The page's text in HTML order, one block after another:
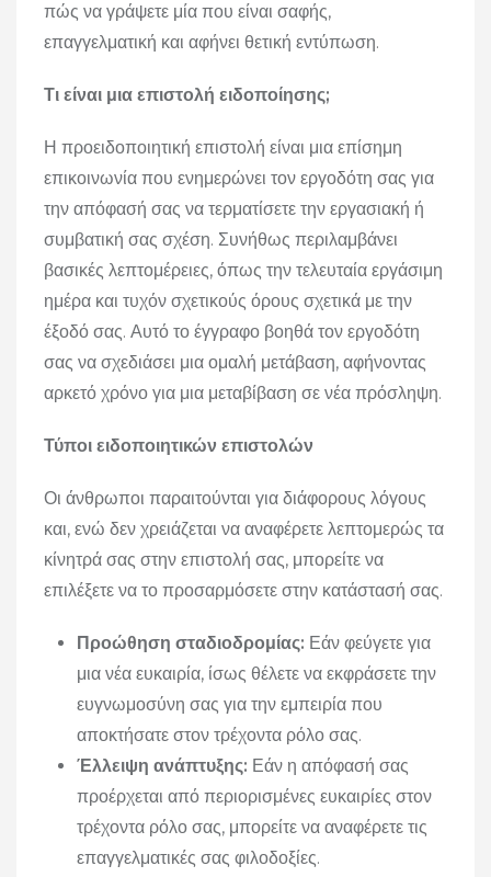
πώς να γράψετε μία που είναι σαφής,
επαγγελματική και αφήνει θετική εντύπωση.
Τι είναι μια επιστολή ειδοποίησης;
Η προειδοποιητική επιστολή είναι μια επίσημη
επικοινωνία που ενημερώνει τον εργοδότη σας για
την απόφασή σας να τερματίσετε την εργασιακή ή
συμβατική σας σχέση. Συνήθως περιλαμβάνει
βασικές λεπτομέρειες, όπως την τελευταία εργάσιμη
ημέρα και τυχόν σχετικούς όρους σχετικά με την
έξοδό σας. Αυτό το έγγραφο βοηθά τον εργοδότη
σας να σχεδιάσει μια ομαλή μετάβαση, αφήνοντας
αρκετό χρόνο για μια μεταβίβαση σε νέα πρόσληψη.
Τύποι ειδοποιητικών επιστολών
Οι άνθρωποι παραιτούνται για διάφορους λόγους
και, ενώ δεν χρειάζεται να αναφέρετε λεπτομερώς τα
κίνητρά σας στην επιστολή σας, μπορείτε να
επιλέξετε να το προσαρμόσετε στην κατάστασή σας.
Προώθηση σταδιοδρομίας: Εάν φεύγετε για
μια νέα ευκαιρία, ίσως θέλετε να εκφράσετε την
ευγνωμοσύνη σας για την εμπειρία που
αποκτήσατε στον τρέχοντα ρόλο σας.
Έλλειψη ανάπτυξης: Εάν η απόφασή σας
προέρχεται από περιορισμένες ευκαιρίες στον
τρέχοντα ρόλο σας, μπορείτε να αναφέρετε τις
επαγγελματικές σας φιλοδοξίες.